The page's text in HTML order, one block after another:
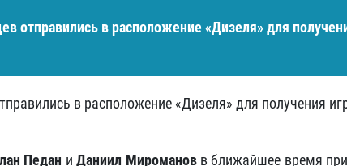
отправились в расположение «Дизеля» для
в расположение «Дизеля» для получения
Педан иДаниил Миромановв ближайшее время